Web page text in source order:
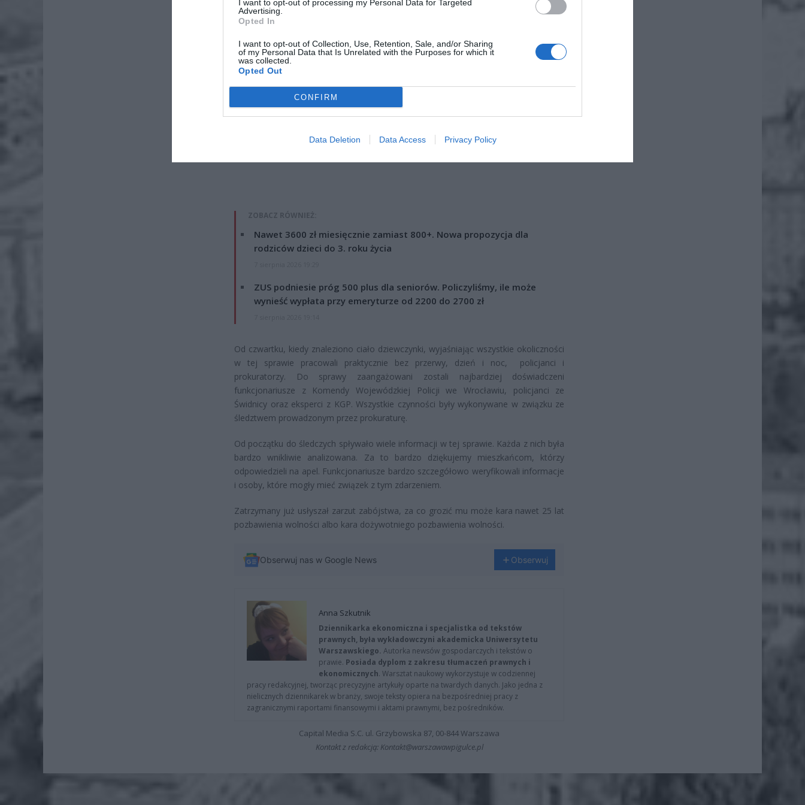
I want to opt-out of processing my Personal Data for Targeted
Advertising.
Opted In
I want to opt-out of Collection, Use, Retention, Sale, and/or Sharing
of my Personal Data that Is Unrelated with the Purposes for which it
was collected.
Opted Out
CONFIRM
Data Deletion Data Access Privacy Policy
ad
ZOBACZ RÓWNIEŻ:
Nawet 3600 zł miesięcznie zamiast 800+. Nowa propozycja dla
rodziców dzieci do 3. roku życia
ZUS podniesie próg 500 plus dla seniorów. Policzyliśmy, ile może
wynieść wypłata przy emeryturze od 2200 do 2700 zł
Od czwartku, kiedy znaleziono ciało dziewczynki, wyjaśniając wszystkie okoliczności
w tej sprawie pracowali praktycznie bez przerwy, dzień i noc, policjanci i
prokuratorzy. Do sprawy zaangażowani zostali najbardziej doświadczeni
funkcjonariusze z Komendy Wojewódzkiej Policji we Wrocławiu, policjanci ze
Świdnicy oraz eksperci z KGP. Wszystkie czynności były wykonywane w związku ze
śledztwem prowadzonym przez prokuraturę.
Od początku do śledczych spływało wiele informacji w tej sprawie. Każda z nich była
bardzo wnikliwie analizowana. Za to bardzo dziękujemy mieszkańcom, którzy
odpowiedzieli na apel. Funkcjonariusze bardzo szczegółowo weryfikowali informacje
i osoby, które mogły mieć związek z tym zdarzeniem.
Zatrzymany już usłyszał zarzut zabójstwa, za co grozić mu może kara nawet 25 lat
pozbawienia wolności albo kara dożywotniego pozbawienia wolności.
Obserwuj nas w Google News Obserwuj
Anna Szkutnik
Dziennikarka ekonomiczna i specjalistka od tekstów
prawnych, była wykładowczyni akademicka Uniwersytetu
Warszawskiego. Autorka newsów gospodarczych i tekstów o
prawie. Posiada dyplom z zakresu tłumaczeń prawnych i
ekonomicznych. Warsztat naukowy wykorzystuje w codziennej
pracy redakcyjnej, tworząc precyzyjne artykuły oparte na twardych danych. Jako jedna z
nielicznych dziennikarek w branży, swoje teksty opiera na bezpośredniej pracy z
zagranicznymi raportami finansowymi i aktami prawnymi, bez pośredników.
Capital Media S.C. ul. Grzybowska 87, 00-844 Warszawa
Kontakt z redakcją: Kontakt@warszawawpigulce.pl